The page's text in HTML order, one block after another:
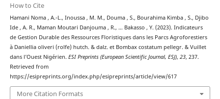
How to Cite
Hamani Noma , A.-L., Inoussa , M. M., Douma , S., Bourahima Kimba , S., Djibo
Ide , A. R., Maman Moutari Danjouma , R., … Bakasso , Y. (2023). Indicateurs
de Gestion Durable des Ressources Floristiques dans les Parcs Agroforestiers
à Daniellia oliveri (rolfe) hutch. & dalz. et Bombax costatum pellegr. & Vuillet
dans l’Ouest Nigérien. ESI Preprints (European Scientific Journal, ESJ), 23, 237.
Retrieved from
https://esipreprints.org/index.php/esipreprints/article/view/617
More Citation Formats